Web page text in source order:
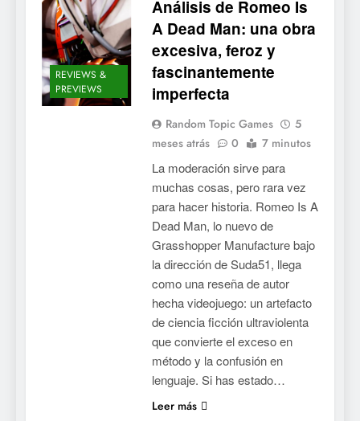
REVIEWS &
PREVIEWS
Análisis de Romeo Is
A Dead Man: una obra
excesiva, feroz y
fascinantemente
imperfecta
Random Topic Games
5
meses atrás
0 7 minutos
La moderación sirve para
muchas cosas, pero rara vez
para hacer historia. Romeo Is A
Dead Man, lo nuevo de
Grasshopper Manufacture bajo
la dirección de Suda51, llega
como una reseña de autor
hecha videojuego: un artefacto
de ciencia ficción ultraviolenta
que convierte el exceso en
método y la confusión en
lenguaje. Si has estado…
Leer más